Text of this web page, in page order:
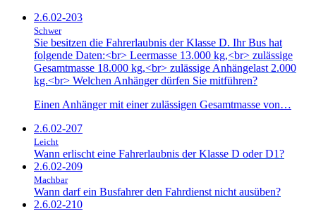
2.6.02-203
Schwer
Sie besitzen die Fahrerlaubnis der Klasse D. Ihr Bus hat
folgende Daten:<br> Leermasse 13.000 kg,<br> zulässige
Gesamtmasse 18.000 kg,<br> zulässige Anhängelast 2.000
kg.<br> Welchen Anhänger dürfen Sie mitführen?
Einen Anhänger mit einer zulässigen Gesamtmasse von…
2.6.02-207
Leicht
Wann erlischt eine Fahrerlaubnis der Klasse D oder D1?
2.6.02-209
Machbar
Wann darf ein Busfahrer den Fahrdienst nicht ausüben?
2.6.02-210